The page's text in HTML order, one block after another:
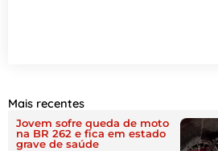
Mais recentes
Jovem sofre queda de moto
na BR 262 e fica em estado
grave de saúde